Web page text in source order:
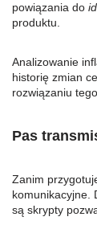
powiązania do
produktu.
Analizowanie
historię zmian
rozwiązaniu
Pas
Zanim
komunikacyjne.
są skrypty